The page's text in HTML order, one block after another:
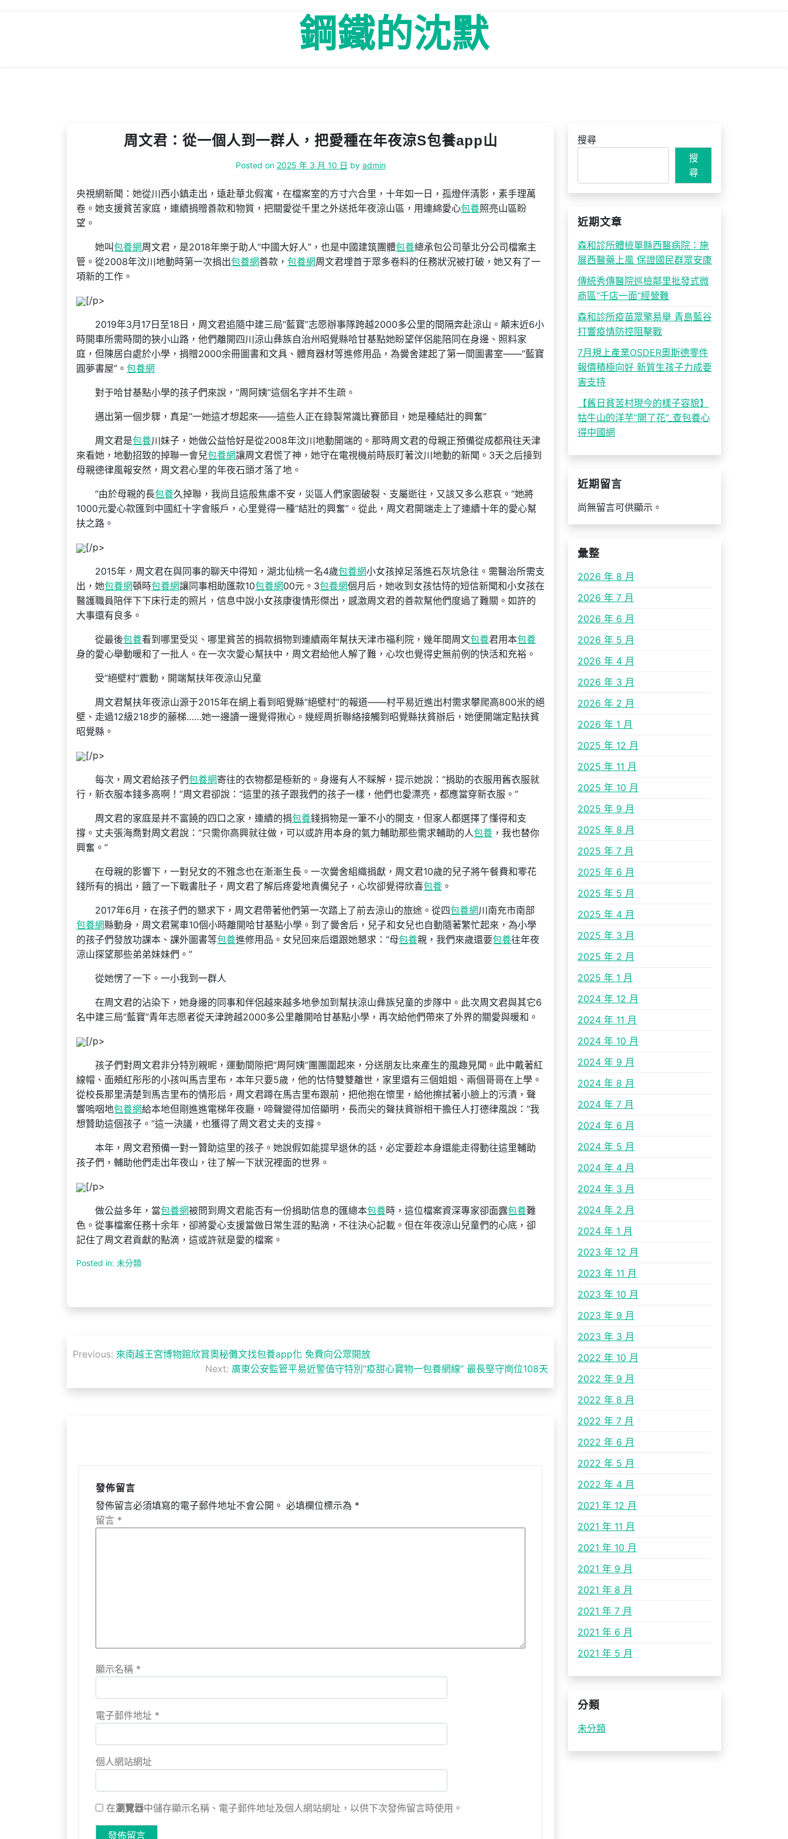
鋼鐵的沈默
周文君：從一個人到一群人，把愛種在年夜涼S包養app山
Posted on 2025 年 3 月 10 日 by admin
央視網新聞：她從川西小鎮走出，遠赴華北假寓，在檔案室的方寸六合里，十年如一日，孤燈伴清影，素手理萬
卷。她支援貧苦家庭，連續捐贈善款和物質，把關愛從千里之外送抵年夜涼山區，用連綿愛心包養照亮山區盼
望。
她叫包養網周文君，是2018年樂于助人“中國大好人”，也是中國建筑團體包養總承包公司華北分公司檔案主
管。從2008年汶川地動時第一次捐出包養網善款， 包養網周文君埋首于眾多卷料的任務狀況被打破，她又有了一
項新的工作。
[/p>
2019年3月17日至18日，周文君追隨中建三局“藍寶”志愿辦事隊跨越2000多公里的間隔奔赴涼山。顛末近6小
時開車所需時間的狹小山路，他們離開四川涼山彝族自治州昭覺縣哈甘基點她盼望伴侶能陪同在身邊、照料家
庭，但陳居白處於小學，捐贈2000余冊圖書和文具、體育器材等進修用品，為黌舍建起了第一間圖書室——“藍寶
圓夢書屋”。 包養網
對于哈甘基點小學的孩子們來說，“周阿姨”這個名字并不生疏。
邁出第一個步驟，真是“一她這才想起來——這些人正在錄製常識比賽節目，她是種結壯的興奮”
周文君是包養川妹子，她做公益恰好是從2008年汶川地動開端的。那時周文君的母親正預備從成都飛往天津
來看她，地動招致的掉聯一會兒包養網讓周文君慌了神，她守在電視機前時辰盯著汶川地動的新聞。3天之后接到
母親德律風報安然，周文君心里的年夜石頭才落了地。
“由於母親的長包養久掉聯，我尚且這般焦慮不安，災區人們家園破裂、支屬逝往，又該又多么悲哀。”她將
1000元愛心款匯到中國紅十字會賬戶，心里覺得一種“結壯的興奮”。從此，周文君開端走上了連續十年的愛心幫
扶之路。
[/p>
2015年，周文君在與同事的聊天中得知，湖北仙桃一名4歲包養網小女孩掉足落進石灰坑急往。需醫治所需支
出，她包養網頓時包養網讓同事相助匯款10包養網00元。3包養網個月后，她收到女孩怙恃的短信新聞和小女孩在
醫護職員陪伴下下床行走的照片，信息中說小女孩康復情形傑出，感激周文君的善款幫他們度過了難關。如許的
大事還有良多。
從最後包養看到哪里受災、哪里貧苦的捐款捐物到連續兩年幫扶天津市福利院，幾年間周文包養君用本包養
身的愛心舉動暖和了一批人。在一次次愛心幫扶中，周文君給他人解了難，心坎也覺得史無前例的快活和充裕。
受“絕壁村”震動，開端幫扶年夜涼山兒童
周文君幫扶年夜涼山源于2015年在網上看到昭覺縣“絕壁村”的報道——村平易近進出村需求攀爬高800米的絕
壁、走過12級218步的藤梯……她一邊讀一邊覺得揪心。幾經周折聯絡接觸到昭覺縣扶貧辦后，她便開端定點扶貧
昭覺縣。
[/p>
每次，周文君給孩子們包養網寄往的衣物都是極新的。身邊有人不睬解，提示她說：“捐助的衣服用舊衣服就
行，新衣服本錢多高啊！”周文君卻說：“這里的孩子跟我們的孩子一樣，他們也愛漂亮，都應當穿新衣服。”
周文君的家庭是并不富饒的四口之家，連續的捐包養錢捐物是一筆不小的開支，但家人都選擇了懂得和支
撐。丈夫張海喬對周文君說：“只需你高興就往做，可以或許用本身的氣力輔助那些需求輔助的人包養 ，我也替你
興奮。”
在母親的影響下，一對兒女的不雅念也在漸漸生長。一次黌舍組織捐獻，周文君10歲的兒子將午餐費和零花
錢所有的捐出，餓了一下戰書肚子，周文君了解后疼愛地責備兒子，心坎卻覺得欣喜包養 。
2017年6月，在孩子們的懇求下，周文君帶著他們第一次踏上了前去涼山的旅途。從四包養網川南充市南部
包養網縣動身，周文君駕車10個小時離開哈甘基點小學。到了黌舍后，兒子和女兒也自動隨著繁忙起來，為小學
的孩子們發放功課本、課外圖書等包養進修用品。女兒回來后還跟她懇求：“母包養親，我們來歲還要包養往年夜
涼山探望那些弟弟妹妹們。”
從她愣了一下。一小我到一群人
在周文君的沾染下，她身邊的同事和伴侶越來越多地參加到幫扶涼山彝族兒童的步隊中。此次周文君與其它6
名中建三局“藍寶”青年志愿者從天津跨越2000多公里離開哈甘基點小學，再次給他們帶來了外界的關愛與暖和。
[/p>
孩子們對周文君非分特別親昵，運動間隙把“周阿姨”團團圍起來，分送朋友比來產生的風趣見聞。此中戴著紅
線帽、面頰紅彤彤的小孩叫馬吉里布，本年只要5歲，他的怙恃雙雙離世，家里還有三個姐姐、兩個哥哥在上學。
從校長那里清楚到馬吉里布的情形后，周文君蹲在馬吉里布跟前，把他抱在懷里，給他擦拭著小臉上的污漬，聲
響嗚咽地包養網給本地但剛進進電梯年夜廳，啼聲變得加倍顯明，長而尖的聲扶貧辦相干擔任人打德律風說：“我
想贊助這個孩子。”這一決議，也獲得了周文君丈夫的支撐。
本年，周文君預備一對一贊助這里的孩子。她說假如能提早退休的話，必定要趁本身還能走得動往這里輔助
孩子們，輔助他們走出年夜山，往了解一下狀況裡面的世界。
[/p>
做公益多年，當包養網被問到周文君能否有一份捐助信息的匯總本包養時，這位檔案資深專家卻面露包養難
色。從事檔案任務十余年，卻將愛心支援當做日常生涯的點滴，不往決心記載。但在年夜涼山兒童們的心底，卻
記住了周文君貢獻的點滴，這或許就是愛的檔案。
Posted in: 未分類
文
導
Previous: 來南越王宮博物館欣賞奧秘儺文找包養app化 免費向公眾開放
Next: 廣東公安監管平易近警值守特別“疫甜心寶物一包養網線” 最長堅守崗位108天
發佈留言
發佈留言必須填寫的電子郵件地址不會公開。 必填欄位標示為 *
留言 *
顯示名稱 *
電子郵件地址 *
個人網站網址
在瀏覽器中儲存顯示名稱、電子郵件地址及個人網站網址，以供下次發佈留言時使用。
搜尋
搜
尋
近期文章
森和診所體檢單縣西醫病院：施
展西醫藥上風 保證國民群眾安康
傳統秀傳醫院巡檢鄰里批發式微
商區“千店一面”經營難
森和診所疫苗眾擎易舉 青島藍谷
打響疫情防控阻擊戰
7月規上產業OSDER奧斯德零件
報價積極向好 新質生孩子力成要
害支持
【舊日貧苦村現今的樣子容貌】
牯牛山的洋芋“開了花”_查包養心
得中國網
近期留言
尚無留言可供顯示。
彙整
2026 年 8 月
2026 年 7 月
2026 年 6 月
2026 年 5 月
2026 年 4 月
2026 年 3 月
2026 年 2 月
2026 年 1 月
2025 年 12 月
2025 年 11 月
2025 年 10 月
2025 年 9 月
2025 年 8 月
2025 年 7 月
2025 年 6 月
2025 年 5 月
2025 年 4 月
2025 年 3 月
2025 年 2 月
2025 年 1 月
2024 年 12 月
2024 年 11 月
2024 年 10 月
2024 年 9 月
2024 年 8 月
2024 年 7 月
2024 年 6 月
2024 年 5 月
2024 年 4 月
2024 年 3 月
2024 年 2 月
2024 年 1 月
2023 年 12 月
2023 年 11 月
2023 年 10 月
2023 年 9 月
2023 年 3 月
2022 年 10 月
2022 年 9 月
2022 年 8 月
2022 年 7 月
2022 年 6 月
2022 年 5 月
2022 年 4 月
2021 年 12 月
2021 年 11 月
2021 年 10 月
2021 年 9 月
2021 年 8 月
2021 年 7 月
2021 年 6 月
2021 年 5 月
分類
未分類